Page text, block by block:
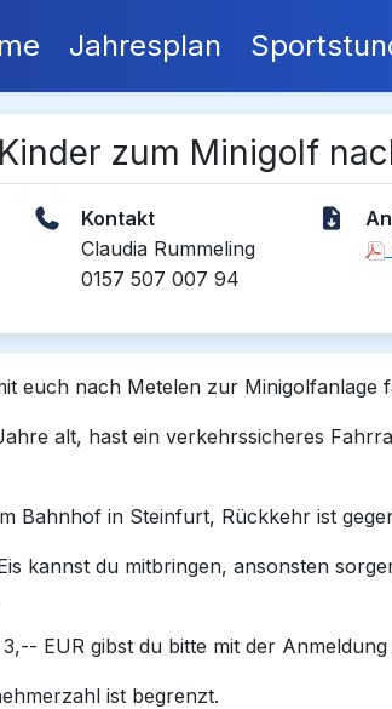
Jahresplan
zum Minigolf
Kontakt
Claudia Rummeling
0157 507 007 94
euch nach Metelen zur Minigolfanlage
alt, hast ein verkehrssicheres
Bahnhof in Steinfurt, Rückkehr ist
kannst du mitbringen, ansonsten
EUR gibst du bitte mit der Anmeldung
ist begrenzt.